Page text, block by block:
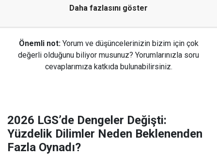
Daha fazlasını göster
Önemli not: Yorum ve düşüncelerinizin bizim için çok
değerli olduğunu biliyor musunuz? Yorumlarınızla soru
cevaplarımıza katkıda bulunabilirsiniz.
2026 LGS’de Dengeler Değişti:
Yüzdelik Dilimler Neden Beklenenden
Fazla Oynadı?